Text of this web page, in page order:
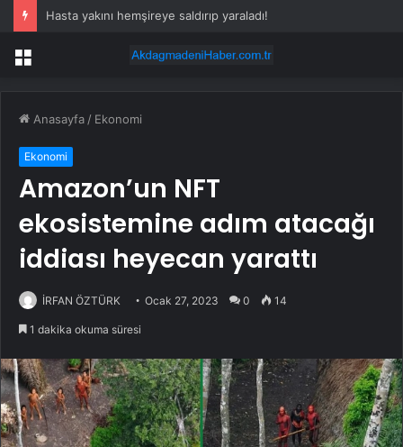
Hasta yakını hemşireye saldırıp yaraladı!
Menü
Anasayfa / Ekonomi
Ekonomi
Amazon’un NFT
ekosistemine adım atacağı
iddiası heyecan yarattı
İRFAN ÖZTÜRK Ocak 27, 2023 0 14
1 dakika okuma süresi